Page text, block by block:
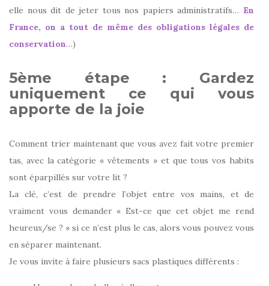
elle nous dit de jeter tous nos papiers administratifs… En
France, on a tout de même des obligations légales de
conservation…)
5ème étape : Gardez
uniquement ce qui vous
apporte de la joie
Comment trier maintenant que vous avez fait votre premier
tas, avec la catégorie « vêtements » et que tous vos habits
sont éparpillés sur votre lit ?
La clé, c’est de prendre l’objet entre vos mains, et de
vraiment vous demander « Est-ce que cet objet me rend
heureux/se ? » si ce n’est plus le cas, alors vous pouvez vous
en séparer maintenant.
Je vous invite à faire plusieurs sacs plastiques différents :